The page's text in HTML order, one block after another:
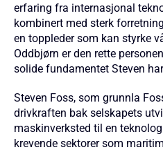
erfaring fra internasjonal
kombinert med sterk
en toppleder som kan styrke
Oddbjørn er den rette
solide fundamentet Steven
Steven Foss, som grunnla
drivkraften bak selskapets
maskinverksted til en
krevende sektorer som